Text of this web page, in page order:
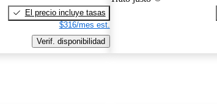
El precio incluye tasas
$316/mes est.
Verif. disponibilidad